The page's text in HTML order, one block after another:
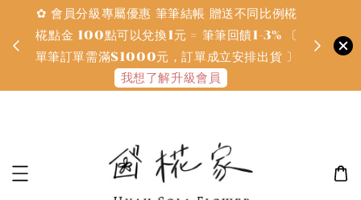
✿ 會員分級專屬優惠 筆筆結帳 贈送不同比例椛
椛點金 100點可以兌換1元 = 筆筆回饋1-3% 〔
單筆訂單需滿$1000元，訂單成立安排出貨 〕
我想了解升級會員